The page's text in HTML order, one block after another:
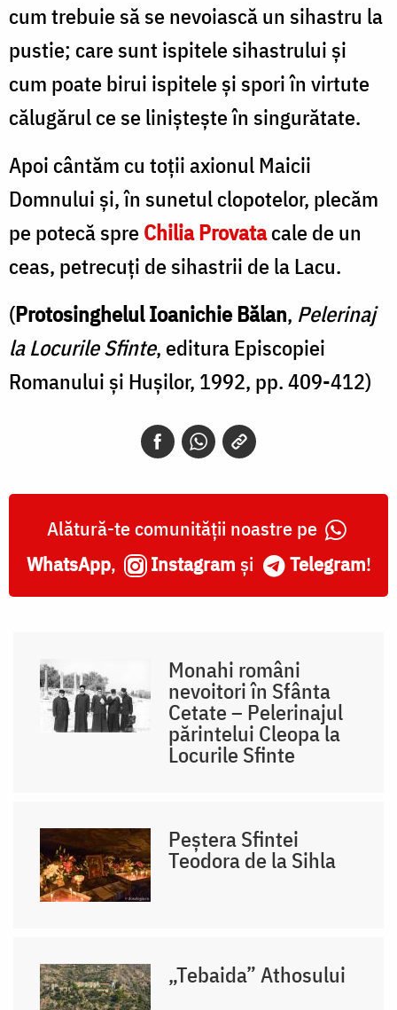
cum trebuie să se nevoiască un sihastru la
pustie; care sunt ispitele sihastrului şi
cum poate birui ispitele şi spori în virtute
călugărul ce se linişteşte în singurătate.
Apoi cântăm cu toţii axionul Maicii
Domnului şi, în sunetul clopotelor, plecăm
pe potecă spreChilia Provatacale de un
ceas, petrecuţi de sihastrii de la Lacu.
(Protosinghelul Ioanichie Bălan, Pelerinaj
la Locurile Sfinte, editura Episcopiei
Romanului şi Huşilor, 1992, pp. 409-412)
Alătură-te comunității noastre pe
WhatsApp, Instagram și Telegram!
Monahi români
nevoitori în Sfânta
Cetate – Pelerinajul
părintelui Cleopa la
Locurile Sfinte
Peștera Sfintei
Teodora de la Sihla
„Tebaida” Athosului